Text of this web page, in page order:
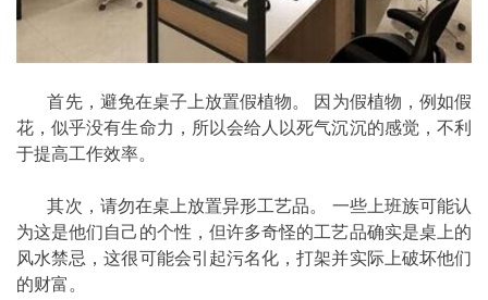
首先，避免在桌子上放置假植物。 因为假植物，例如假
花，似乎没有生命力，所以会给人以死气沉沉的感觉，不利
于提高工作效率。
其次，请勿在桌上放置异形工艺品。 一些上班族可能认
为这是他们自己的个性，但许多奇怪的工艺品确实是桌上的
风水禁忌，这很可能会引起污名化，打架并实际上破坏他们
的财富。